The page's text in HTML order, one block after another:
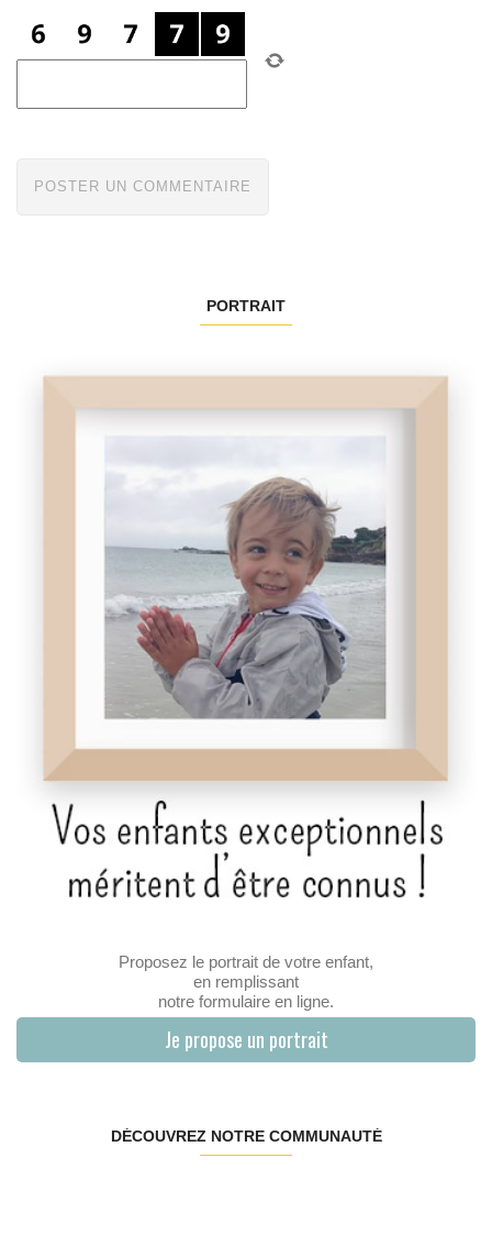
PORTRAIT
Proposez le portrait de votre enfant,
en remplissant
notre formulaire en ligne.
Je propose un portrait
DÉCOUVREZ NOTRE COMMUNAUTÉ